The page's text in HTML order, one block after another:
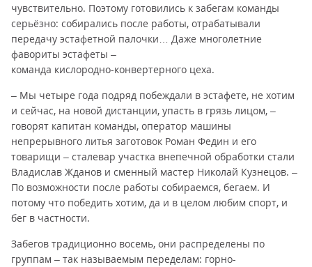
чувствительно. Поэтому готовились к забегам команды
серьёзно: собирались после работы, отрабатывали
передачу эстафетной палочки… Даже многолетние
фавориты эстафеты –
команда кислородно-конвертерного цеха.
– Мы четыре года подряд побеждали в эстафете, не хотим
и сейчас, на новой дистанции, упасть в грязь лицом, –
говорят капитан команды, оператор машины
непрерывного литья заготовок Роман Федин и его
товарищи – сталевар участка внепечной обработки стали
Владислав Жданов и сменный мастер Николай Кузнецов. –
По возможности после работы собираемся, бегаем. И
потому что победить хотим, да и в целом любим спорт, и
бег в частности.
Забегов традиционно восемь, они распределены по
группам – так называемым переделам: горно-